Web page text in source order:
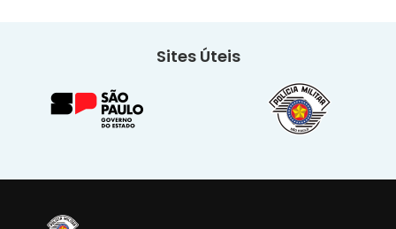
Sites Úteis